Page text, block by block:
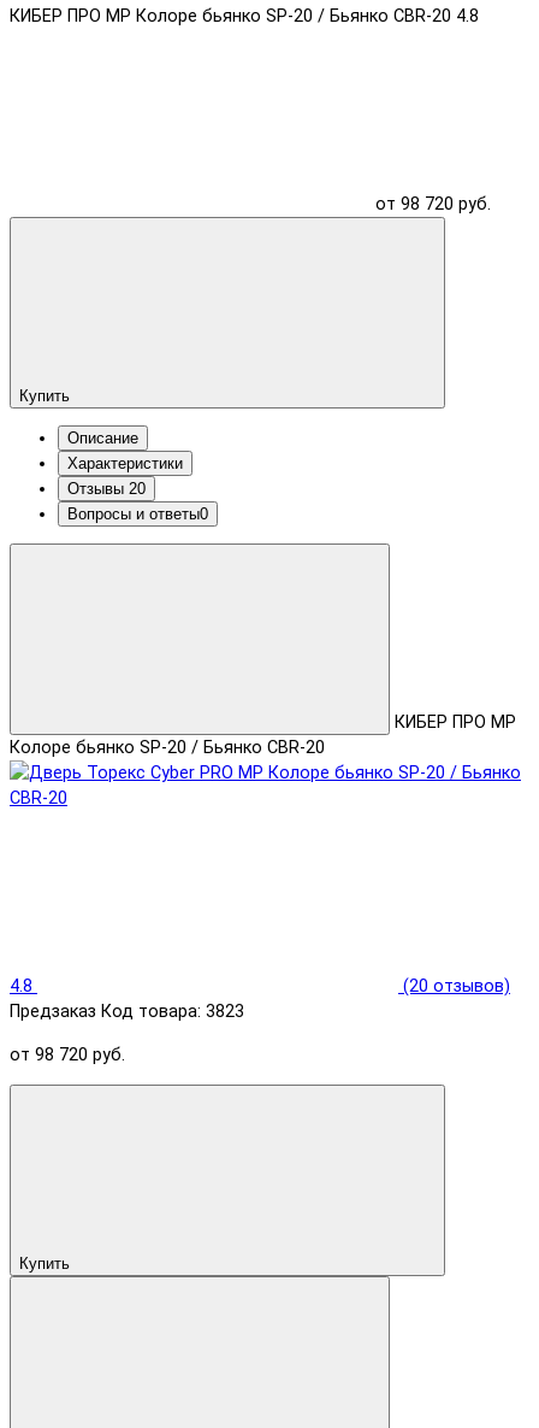
КИБЕР ПРО MP Колоре бьянко SP-20 / Бьянко CBR-20 4.8
от 98 720 руб.
Купить
Описание
Характеристики
Отзывы 20
Вопросы и ответы0
КИБЕР ПРО MP
Колоре бьянко SP-20 / Бьянко CBR-20
4.8
(20 отзывов)
Предзаказ Код товара: 3823
от 98 720 руб.
Купить